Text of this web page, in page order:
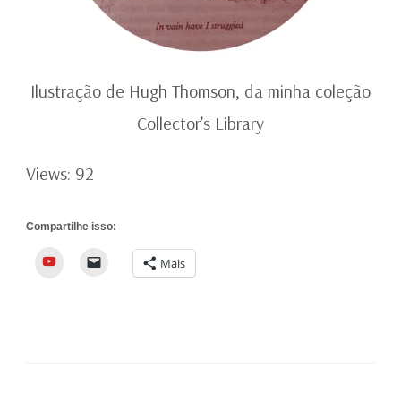
Ilustração de Hugh Thomson, da minha coleção
Collector’s Library
Views: 92
Compartilhe isso:
YouTube Mais